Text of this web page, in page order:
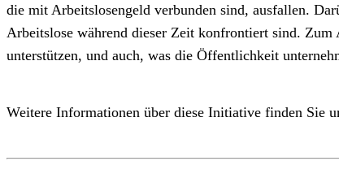
die mit Arbeitslosengeld verbunden sind, ausfallen.
Arbeitslose während dieser Zeit konfrontiert sind.
unterstützen, und auch, was die Öffentlichkeit
Weitere Informationen über diese Initiative finden Sie